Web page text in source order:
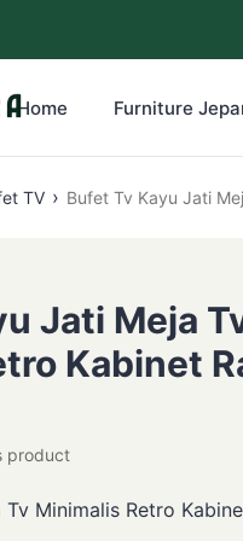
Home Furniture
TV ›
Jati Meja
Kabinet
product
Minimalis Retro